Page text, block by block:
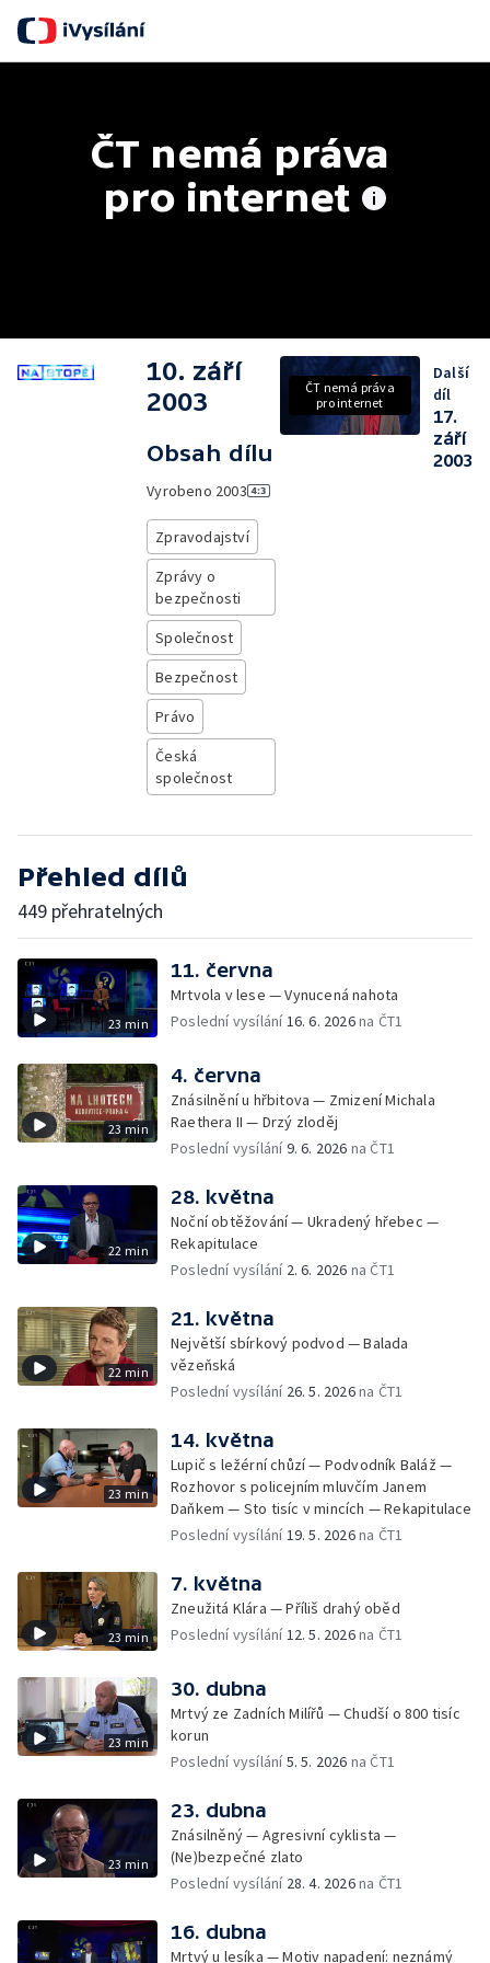
ČT nemá práva
pro internet
10. září
2003
Obsah dílu
Vyrobeno 2003
Zpravodajství
Zprávy o
bezpečnosti
Společnost
Bezpečnost
Právo
Česká
společnost
ČT nemá práva
pro internet
Další
díl
17.
září
2003
Přehled dílů
449 přehratelných
23 min
11. června
Mrtvola v lese — Vynucená nahota
Poslední vysílání16. 6. 2026na ČT1
23 min
4. června
Znásilnění u hřbitova — Zmizení Michala
Raethera II — Drzý zloděj
Poslední vysílání9. 6. 2026 na ČT1
22 min
28. května
Noční obtěžování — Ukradený hřebec —
Rekapitulace
Poslední vysílání 2. 6. 2026 na ČT1
22 min
21. května
Největší sbírkový podvod — Balada
vězeňská
Poslední vysílání 26. 5. 2026na ČT1
23 min
14. května
Lupič s ležérní chůzí — Podvodník Baláž —
Rozhovor s policejním mluvčím Janem
Daňkem — Sto tisíc v mincích — Rekapitulace
Poslední vysílání19. 5. 2026na ČT1
23 min
7. května
Zneužitá Klára — Příliš drahý oběd
Poslední vysílání12. 5. 2026na ČT1
23 min
30. dubna
Mrtvý ze Zadních Milířů — Chudší o 800 tisíc
korun
Poslední vysílání5. 5. 2026 na ČT1
23 min
23. dubna
Znásilněný — Agresivní cyklista —
(Ne)bezpečné zlato
Poslední vysílání 28. 4. 2026na ČT1
16. dubna
Mrtvý u lesíka — Motiv napadení: neznámý